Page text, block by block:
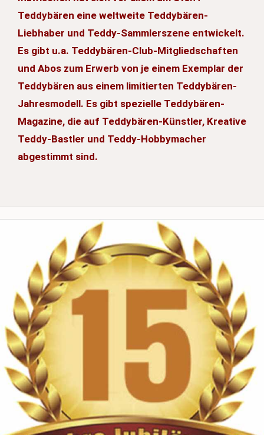
Teddybären eine weltweite Teddybären-
Liebhaber und Teddy-Sammlerszene entwickelt.
Es gibt u.a. Teddybären-Club-Mitgliedschaften
und Abos zum Erwerb von je einem Exemplar der
Teddybären aus einem limitierten Teddybären-
Jahresmodell. Es gibt spezielle Teddybären-
Magazine, die auf Teddybären-Künstler, Kreative
Teddy-Bastler und Teddy-Hobbymacher
abgestimmt sind.